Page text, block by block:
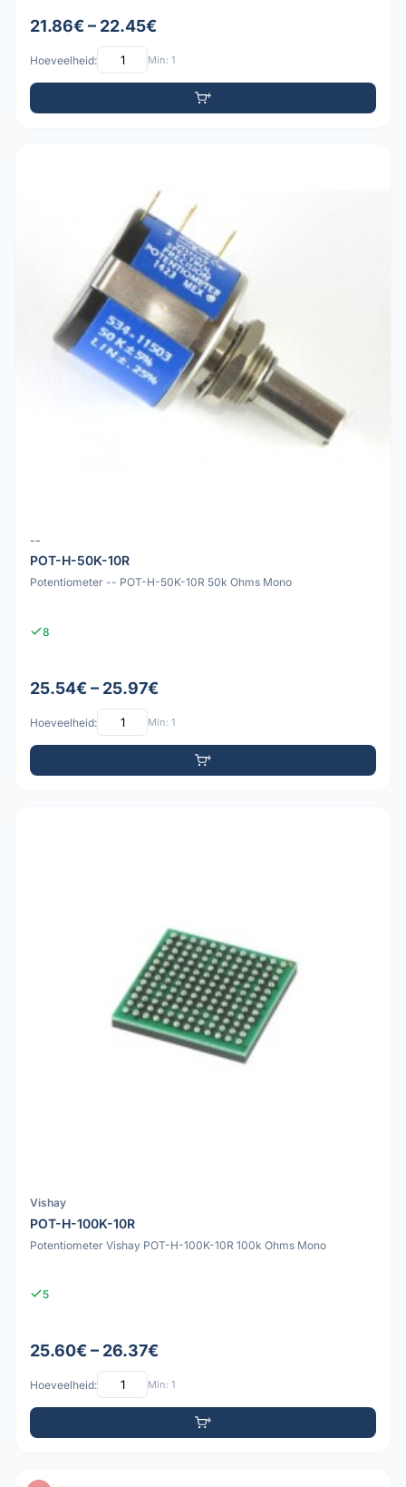
21.86€ – 22.45€
Hoeveelheid: Min: 1
--
POT-H-50K-10R
Potentiometer -- POT-H-50K-10R 50k Ohms Mono
8
25.54€ – 25.97€
Hoeveelheid: Min: 1
Vishay
POT-H-100K-10R
Potentiometer Vishay POT-H-100K-10R 100k Ohms Mono
5
25.60€ – 26.37€
Hoeveelheid: Min: 1